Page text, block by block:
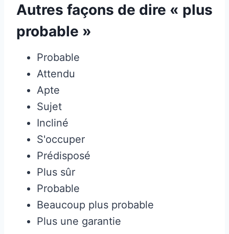
Autres façons de dire « plus
probable »
Probable
Attendu
Apte
Sujet
Incliné
S'occuper
Prédisposé
Plus sûr
Probable
Beaucoup plus probable
Plus une garantie